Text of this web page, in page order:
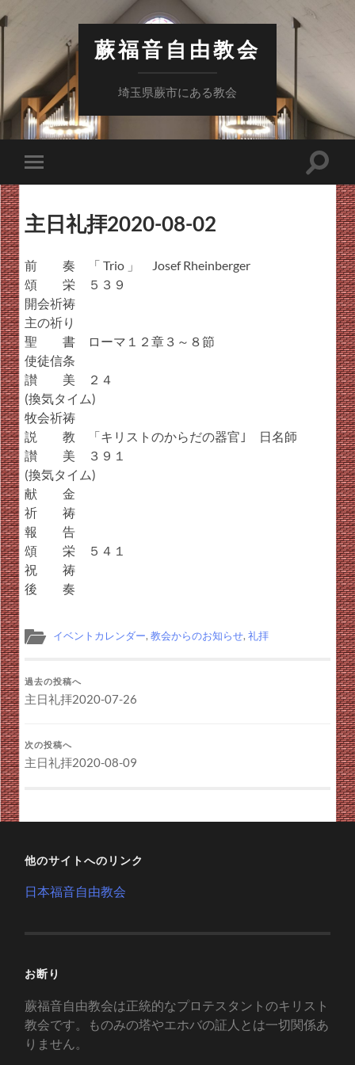
蕨福音自由教会
埼玉県蕨市にある教会
モ
バ
ル
メ
ニ
ー
り
替
え
検
主日礼拝2020-08-02
前 奏 「 Trio 」 Josef Rheinberger
頌 栄 ５３９
開会祈祷
主の祈り
聖 書 ローマ１２章３～８節
使徒信条
讃 美 ２４
(換気タイム)
牧会祈祷
説 教 「キリストのからだの器官｣ 日名師
讃 美 ３９１
(換気タイム)
献 金
祈 祷
報 告
頌 栄 ５４１
祝 祷
後 奏
イベントカレンダー,教会からのお知らせ,礼拝
過去の投稿へ
主日礼拝2020-07-26
次の投稿へ
主日礼拝2020-08-09
他のサイトへのリンク
日本福音自由教会
お断り
蕨福音自由教会は正統的なプロテスタントのキリスト
教会です。ものみの塔やエホバの証人とは一切関係あ
りません。